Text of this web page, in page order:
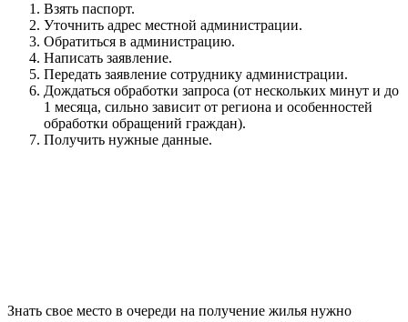
Взять паспорт.
Уточнить адрес местной администрации.
Обратиться в администрацию.
Написать заявление.
Передать заявление сотруднику администрации.
Дождаться обработки запроса (от нескольких минут и до
1 месяца, сильно зависит от региона и особенностей
обработки обращений граждан).
Получить нужные данные.
Знать свое место в очереди на получение жилья нужно